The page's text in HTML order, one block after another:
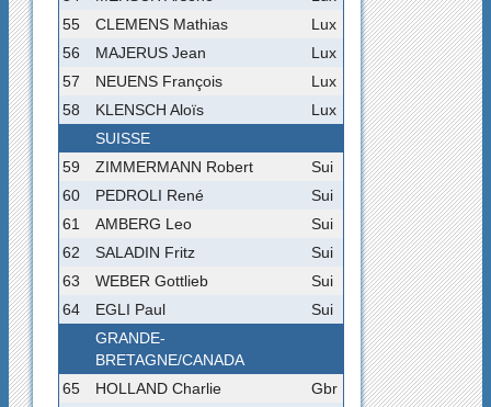
55
CLEMENS Mathias
Lux
56
MAJERUS Jean
Lux
57
NEUENS François
Lux
58
KLENSCH Aloïs
Lux
SUISSE
59
ZIMMERMANN Robert
Sui
60
PEDROLI René
Sui
61
AMBERG Leo
Sui
62
SALADIN Fritz
Sui
63
WEBER Gottlieb
Sui
64
EGLI Paul
Sui
GRANDE-
BRETAGNE/CANADA
65
HOLLAND Charlie
Gbr